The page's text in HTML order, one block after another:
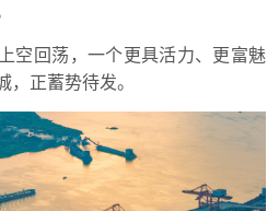
空回荡，一个更具活力、更富魅
，正蓄势待发。